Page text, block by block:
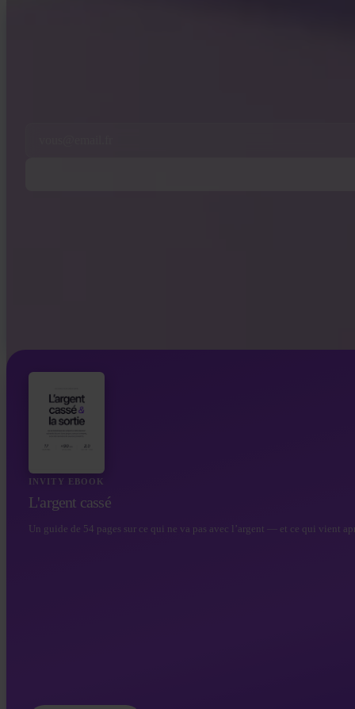
INVITY EBOOK
L'argent cassé
Un guide de 54 pages sur ce qui ne va pas avec l’argent — et ce qui vient